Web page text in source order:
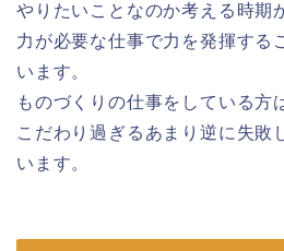
やりたいことなのか考える時期
力が必要な仕事で力を発揮する
います。
ものづくりの仕事をしている方
こだわり過ぎるあまり逆に失敗
います。